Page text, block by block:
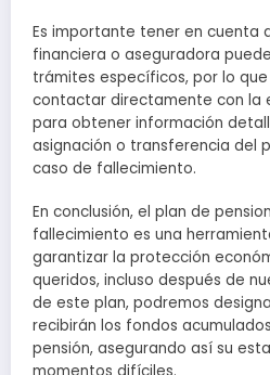
Es importante tener en cuenta
financiera o aseguradora
trámites específicos, por lo
contactar directamente con la
para obtener información
asignación o transferencia del
caso de fallecimiento.
En conclusión, el plan de
fallecimiento es una
garantizar la protección
queridos, incluso después de
de este plan, podremos
recibirán los fondos
pensión, asegurando así su